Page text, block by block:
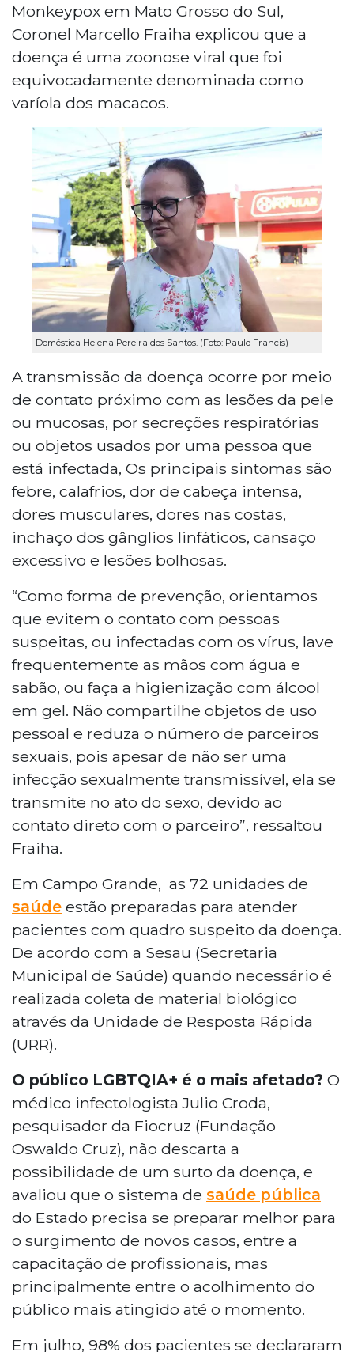
Monkeypox em Mato Grosso do Sul,
Coronel Marcello Fraiha explicou que a
doença é uma zoonose viral que foi
equivocadamente denominada como
varíola dos macacos.
Doméstica Helena Pereira dos Santos. (Foto: Paulo Francis)
A transmissão da doença ocorre por meio
de contato próximo com as lesões da pele
ou mucosas, por secreções respiratórias
ou objetos usados por uma pessoa que
está infectada, Os principais sintomas são
febre, calafrios, dor de cabeça intensa,
dores musculares, dores nas costas,
inchaço dos gânglios linfáticos, cansaço
excessivo e lesões bolhosas.
“Como forma de prevenção, orientamos
que evitem o contato com pessoas
suspeitas, ou infectadas com os vírus, lave
frequentemente as mãos com água e
sabão, ou faça a higienização com álcool
em gel. Não compartilhe objetos de uso
pessoal e reduza o número de parceiros
sexuais, pois apesar de não ser uma
infecção sexualmente transmissível, ela se
transmite no ato do sexo, devido ao
contato direto com o parceiro”, ressaltou
Fraiha.
Em Campo Grande, as 72 unidades de
saúde estão preparadas para atender
pacientes com quadro suspeito da doença.
De acordo com a Sesau (Secretaria
Municipal de Saúde) quando necessário é
realizada coleta de material biológico
através da Unidade de Resposta Rápida
(URR).
O público LGBTQIA+ é o mais afetado? O
médico infectologista Julio Croda,
pesquisador da Fiocruz (Fundação
Oswaldo Cruz), não descarta a
possibilidade de um surto da doença, e
avaliou que o sistema de saúde pública
do Estado precisa se preparar melhor para
o surgimento de novos casos, entre a
capacitação de profissionais, mas
principalmente entre o acolhimento do
público mais atingido até o momento.
Em julho, 98% dos pacientes se declararam